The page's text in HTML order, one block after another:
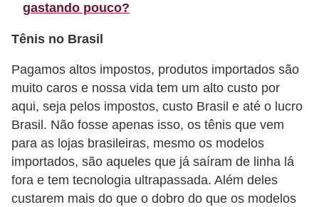
gastando pouco?
Tênis no Brasil
Pagamos altos impostos, produtos importados são
muito caros e nossa vida tem um alto custo por
aqui, seja pelos impostos, custo Brasil e até o lucro
Brasil. Não fosse apenas isso, os tênis que vem
para as lojas brasileiras, mesmo os modelos
importados, são aqueles que já saíram de linha lá
fora e tem tecnologia ultrapassada. Além deles
custarem mais do que o dobro do que os modelos
m
e
t
o
E
p
o